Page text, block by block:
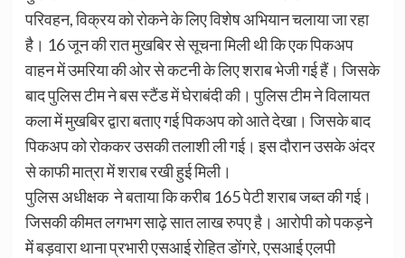
परिवहन, विक्रय को रोकने के लिए विशेष अभियान चलाया जा रहा
है। 16 जून की रात मुखबिर से सूचना मिली थी कि एक पिकअप
वाहन में उमरिया की ओर से कटनी के लिए शराब भेजी गई हैं। जिसके
बाद पुलिस टीम ने बस स्टैंड में घेराबंदी की। पुलिस टीम ने विलायत
कला में मुखबिर द्वारा बताए गई पिकअप को आते देखा। जिसके बाद
पिकअप को रोककर उसकी तलाशी ली गई। इस दौरान उसके अंदर
से काफी मात्रा में शराब रखी हुई मिली।
पुलिस अधीक्षक ने बताया कि करीब 165 पेटी शराब जब्त की गई।
जिसकी कीमत लगभग साढ़े सात लाख रुपए है। आरोपी को पकड़ने
में बड़वारा थाना प्रभारी एसआई रोहित डोंगरे, एसआई एलपी